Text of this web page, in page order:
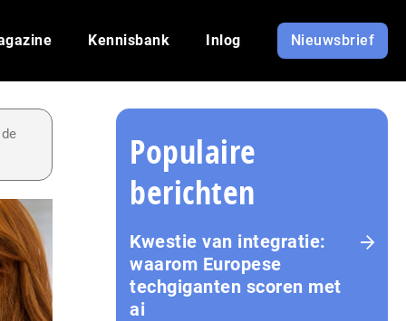
Kennisbank Inlog Nieuwsbrief
Populaire
berichten
Kwestie van integratie:
waarom Europese
techgiganten scoren met
ai